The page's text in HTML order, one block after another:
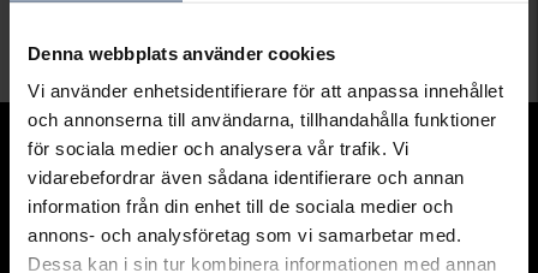
Denna webbplats använder cookies
Vi använder enhetsidentifierare för att anpassa innehållet
och annonserna till användarna, tillhandahålla funktioner
för sociala medier och analysera vår trafik. Vi
vidarebefordrar även sådana identifierare och annan
information från din enhet till de sociala medier och
annons- och analysföretag som vi samarbetar med.
Dessa kan i sin tur kombinera informationen med annan
Sortiment
Halsband
Ringar
Örhängen